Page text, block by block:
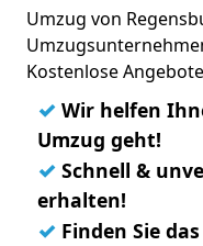
Umzug von
Kostenlose
✓ Wir helfen
Umzug geht!
✓ Schnell &
erhalten!
✓ Finden Sie